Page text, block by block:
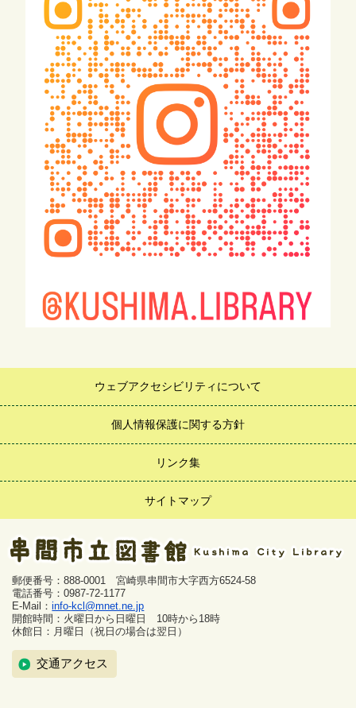
ウェブアクセシビリティについて
個人情報保護に関する方針
リンク集
サイトマップ
郵便番号：888-0001 宮崎県串間市大字西方6524-58
電話番号：0987-72-1177
E-Mail：info-kcl@mnet.ne.jp
開館時間：火曜日から日曜日 10時から18時
休館日：月曜日（祝日の場合は翌日）
交通アクセス